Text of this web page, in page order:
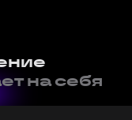
на себя